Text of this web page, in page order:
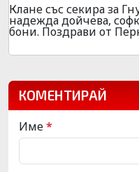
Клане със секира за
надежда дойчева,
бони. Поздрави от
КОМЕНТИРАЙ
Име*